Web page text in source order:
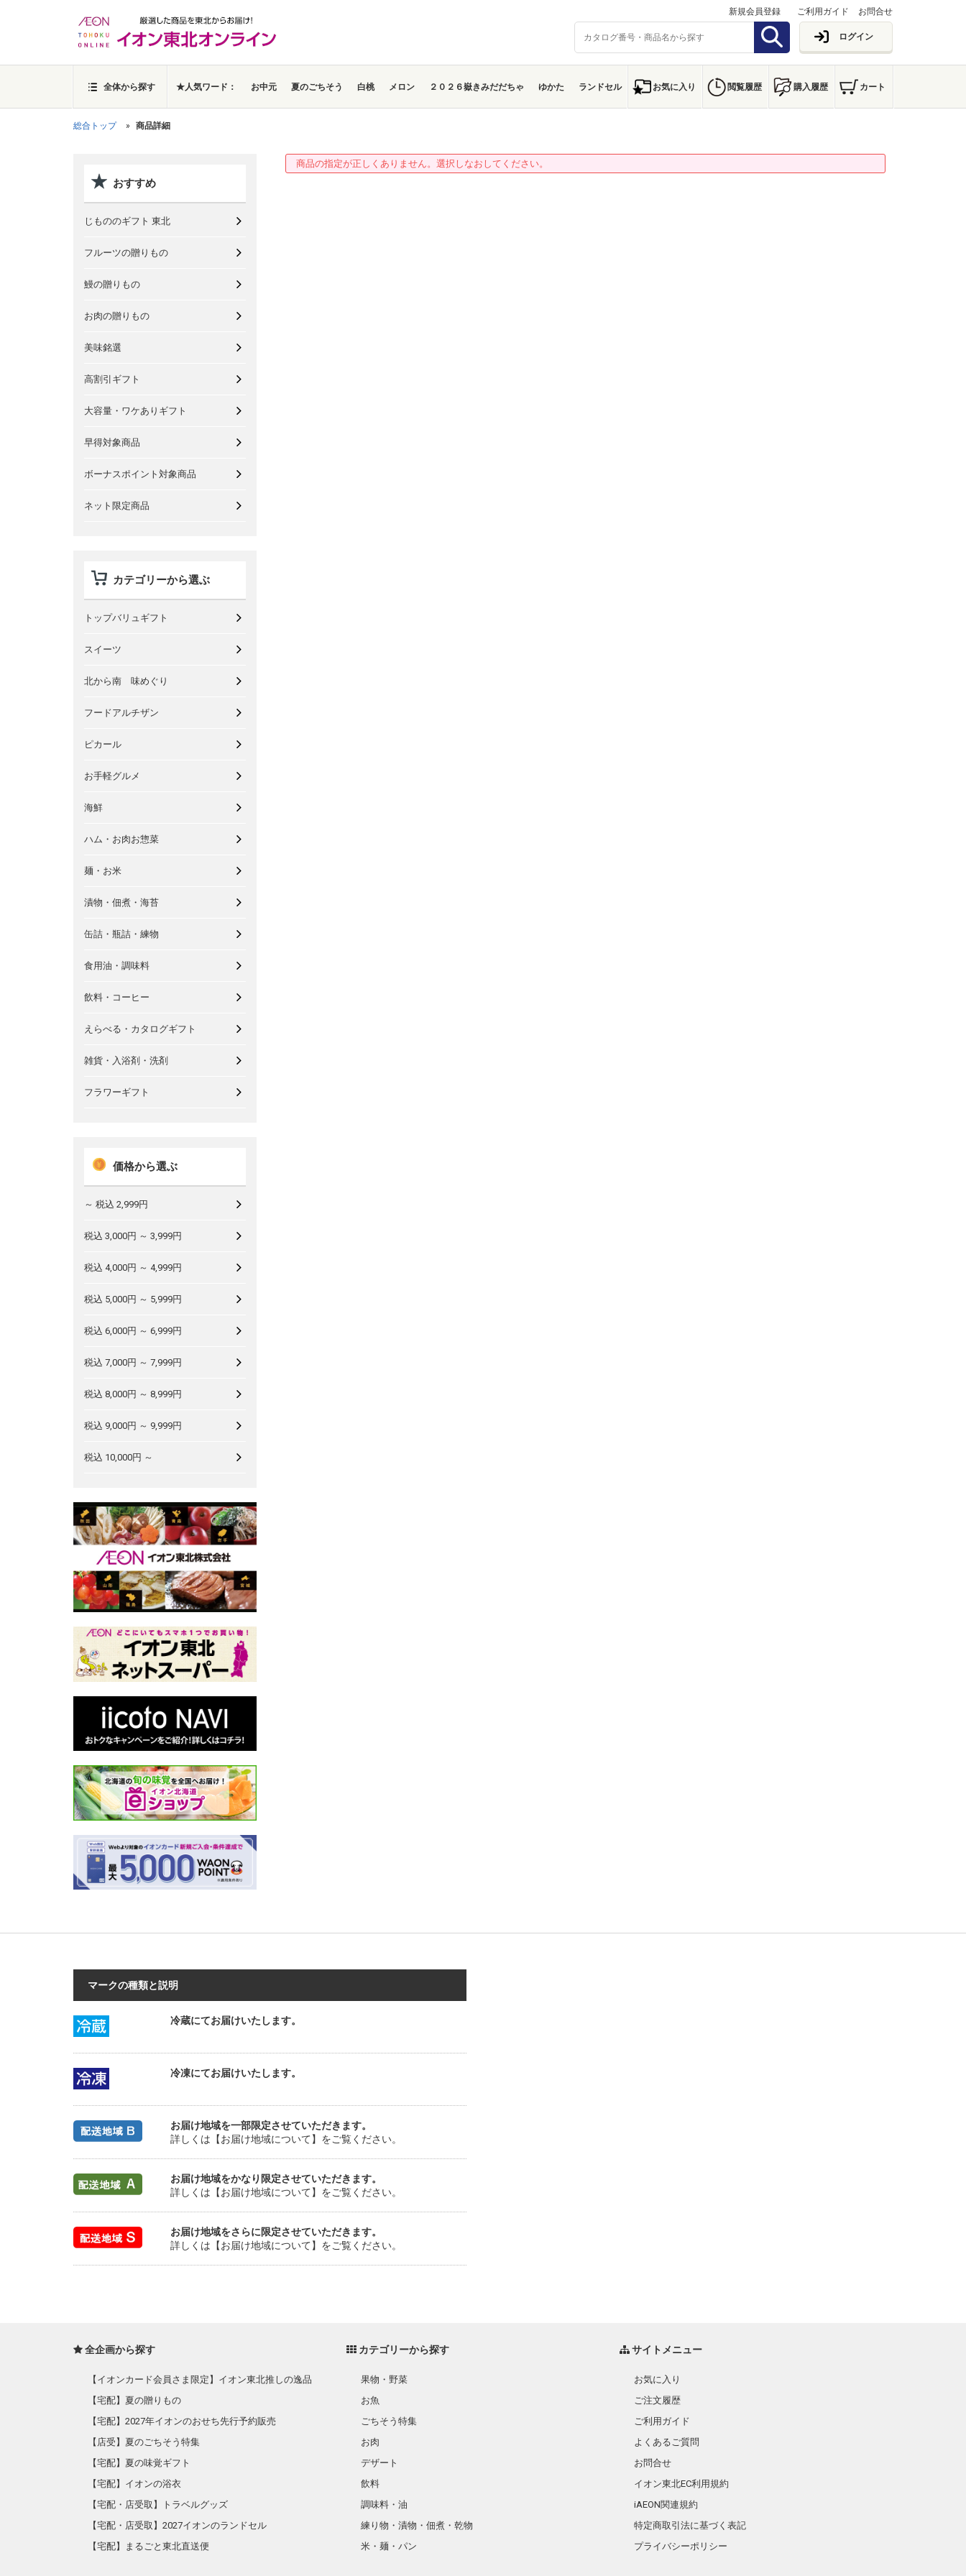
新規会員登録 ご利用ガイド お問合せ
ログイン
全体から探す ★人気ワード： お中元 夏のごちそう 白桃 メロン ２０２６嶽きみだだちゃ ゆかた ランドセル お気に入り 閲覧履歴 購入履歴 カート
総合トップ 商品詳細
おすすめ
じもののギフト 東北
フルーツの贈りもの
鰻の贈りもの
お肉の贈りもの
美味銘選
高割引ギフト
大容量・ワケありギフト
早得対象商品
ボーナスポイント対象商品
ネット限定商品
カテゴリーから選ぶ
トップバリュギフト
スイーツ
北から南 味めぐり
フードアルチザン
ピカール
お手軽グルメ
海鮮
ハム・お肉お惣菜
麺・お米
漬物・佃煮・海苔
缶詰・瓶詰・練物
食用油・調味料
飲料・コーヒー
えらべる・カタログギフト
雑貨・入浴剤・洗剤
フラワーギフト
価格から選ぶ
～ 税込 2,999円
税込 3,000円 ～ 3,999円
税込 4,000円 ～ 4,999円
税込 5,000円 ～ 5,999円
税込 6,000円 ～ 6,999円
税込 7,000円 ～ 7,999円
税込 8,000円 ～ 8,999円
税込 9,000円 ～ 9,999円
税込 10,000円 ～
商品の指定が正しくありません。選択しなおしてください。
マークの種類と説明
冷蔵にてお届けいたします。
冷凍にてお届けいたします。
お届け地域を一部限定させていただきます。
詳しくは【お届け地域について】をご覧ください。
お届け地域をかなり限定させていただきます。
詳しくは【お届け地域について】をご覧ください。
お届け地域をさらに限定させていただきます。
詳しくは【お届け地域について】をご覧ください。
全企画から探す
【イオンカード会員さま限定】イオン東北推しの逸品
【宅配】夏の贈りもの
【宅配】2027年イオンのおせち先行予約販売
【店受】夏のごちそう特集
【宅配】夏の味覚ギフト
【宅配】イオンの浴衣
【宅配・店受取】トラベルグッズ
【宅配・店受取】2027イオンのランドセル
【宅配】まるごと東北直送便
カテゴリーから探す
果物・野菜
お魚
ごちそう特集
お肉
デザート
飲料
調味料・油
練り物・漬物・佃煮・乾物
米・麺・パン
サイトメニュー
お気に入り
ご注文履歴
ご利用ガイド
よくあるご質問
お問合せ
イオン東北EC利用規約
iAEON関連規約
特定商取引法に基づく表記
プライバシーポリシー